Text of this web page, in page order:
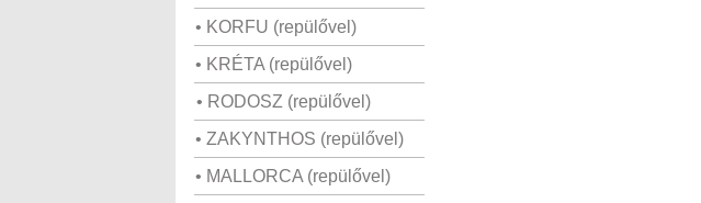
• KORFU (repülővel)
• KRÉTA (repülővel)
• RODOSZ (repülővel)
• ZAKYNTHOS (repülővel)
• MALLORCA (repülővel)